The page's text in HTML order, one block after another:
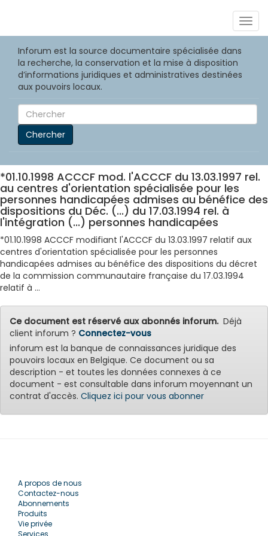
Inforum est la source documentaire spécialisée dans
la recherche, la conservation et la mise à disposition
d’informations juridiques et administratives destinées
aux pouvoirs locaux.
Chercher
*01.10.1998 ACCCF mod. l'ACCCF du 13.03.1997 rel.
au centres d'orientation spécialisée pour les
personnes handicapées admises au bénéfice des
dispositions du Déc. (...) du 17.03.1994 rel. à
l'intégration (...) personnes handicapées
*01.10.1998 ACCCF modifiant l'ACCCF du 13.03.1997 relatif aux
centres d'orientation spécialisée pour les personnes
handicapées admises au bénéfice des dispositions du décret
de la commission communautaire française du 17.03.1994
relatif à ...
Ce document est réservé aux abonnés inforum.Déjà
client inforum ? Connectez-vous
inforum est la banque de connaissances juridique des
pouvoirs locaux en Belgique. Ce document ou sa
description - et toutes les données connexes à ce
document - est consultable dans inforum moyennant un
contrat d'accès. Cliquez ici pour vous abonner
A propos de nous
Contactez-nous
Abonnements
Produits
Vie privée
Services